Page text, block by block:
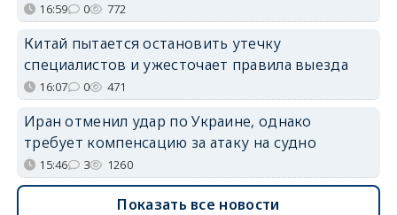
16:59 0 772
Китай пытается остановить утечку
специалистов и ужесточает правила выезда
16:07 0 471
Иран отменил удар по Украине, однако
требует компенсацию за атаку на судно
15:46 3 1260
Показать все новости